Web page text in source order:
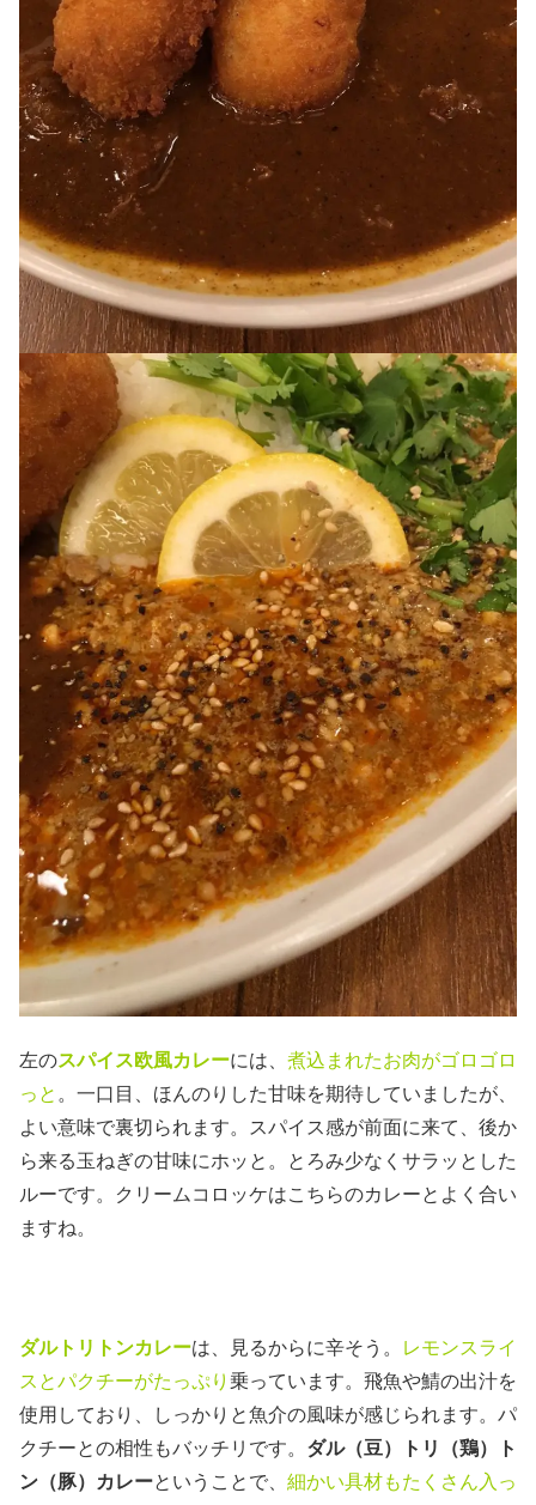
左のスパイス欧風カレーには、 煮込まれたお肉がゴロゴロ
っと 。一口目、ほんのりした甘味を期待していましたが、
よい意味で裏切られます。スパイス感が前面に来て、後か
ら来る玉ねぎの甘味にホッと。とろみ少なくサラッとした
ルーです。クリームコロッケはこちらのカレーとよく合い
ますね。
ダルトリトンカレーは、見るからに辛そう。
レモンスライ
スとパクチーがたっぷり 乗っています。飛魚や鯖の出汁を
使用しており、しっかりと魚介の風味が感じられます。パ
クチーとの相性もバッチリです。 ダル（豆）トリ（鶏）ト
ン（豚）カレーということで、 細かい具材もたくさん入っ